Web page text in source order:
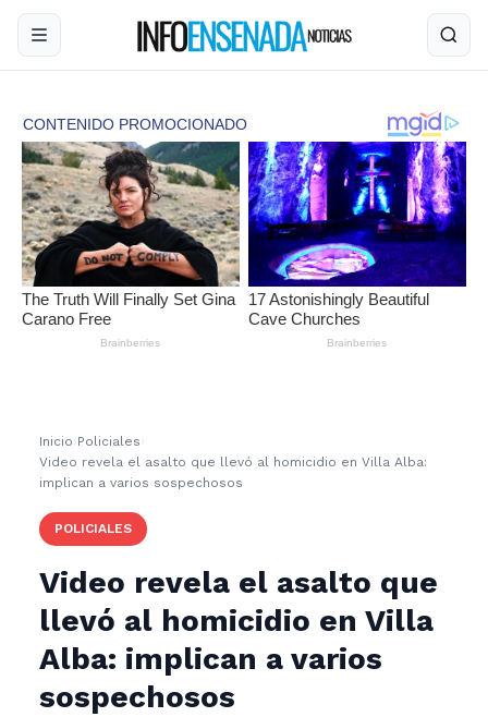
Inicio ›Policiales ›
Video revela el asalto que llevó al homicidio en Villa Alba:
implican a varios sospechosos
POLICIALES
Video revela el asalto que
llevó al homicidio en Villa
Alba: implican a varios
sospechosos